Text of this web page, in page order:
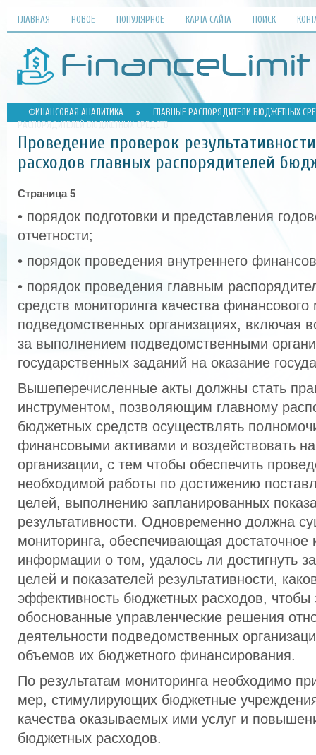
ГЛАВНАЯ НОВОЕ ПОПУЛЯРНОЕ КАРТА САЙТА ПОИСК
ФИНАНСОВАЯ АНАЛИТИКА »
ГЛАВНЫЕ РАСПОРЯДИТЕЛИ БЮДЖЕТНЫХ
РАСПОРЯДИТЕЛЕЙ БЮДЖЕТНЫХ СРЕДСТВ
Проведение проверок
расходов главных распорядителей
Страница 5
• порядок подготовки и представления
отчетности;
• порядок проведения внутреннего
• порядок проведения главным
средств мониторинга качества
подведомственных организациях, включая
за выполнением подведомственными
государственных заданий на оказание
Вышеперечисленные акты должны стать
инструментом, позволяющим главному
бюджетных средств осуществлять
финансовыми активами и воздействовать
организации, с тем чтобы обеспечить
необходимой работы по достижению
целей, выполнению запланированных
результативности. Одновременно должна
мониторинга, обеспечивающая достаточное
информации о том, удалось ли достигнуть
целей и показателей результативности,
эффективность бюджетных расходов, чтобы
обоснованные управленческие решения
деятельности подведомственных
объемов их бюджетного финансирования.
По результатам мониторинга необходимо
мер, стимулирующих бюджетные
качества оказываемых ими услуг и
бюджетных расходов.